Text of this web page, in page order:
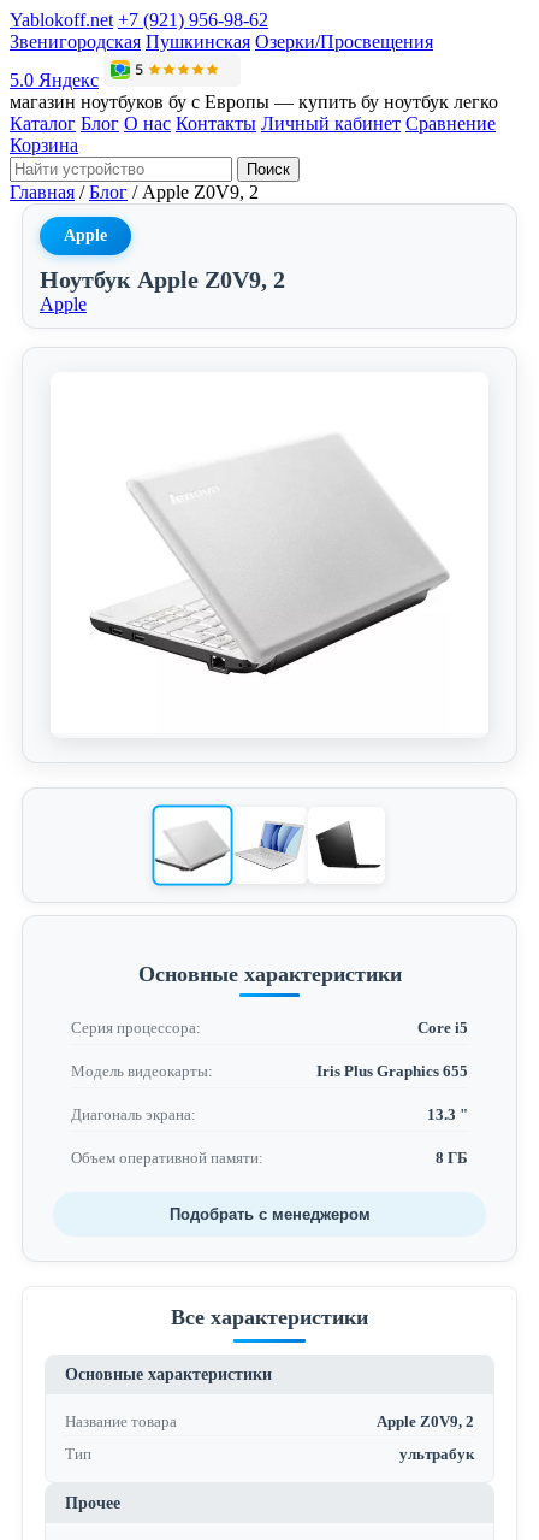
Yablokoff.net +7 (921) 956-98-62
Звенигородская Пушкинская Озерки/Просвещения
5.0 Яндекс
магазин ноутбуков бу с Европы — купить бу ноутбук легко
Каталог Блог О нас Контакты Личный кабинет Сравнение
Корзина
Поиск
Главная / Блог / Apple Z0V9, 2
Apple
Ноутбук Apple Z0V9, 2
Apple
Основные характеристики
Серия процессора: Core i5
Модель видеокарты: Iris Plus Graphics 655
Диагональ экрана: 13.3 "
Объем оперативной памяти: 8 ГБ
Подобрать с менеджером
Все характеристики
Основные характеристики
Название товара
Apple Z0V9, 2
Тип
ультрабук
Прочее